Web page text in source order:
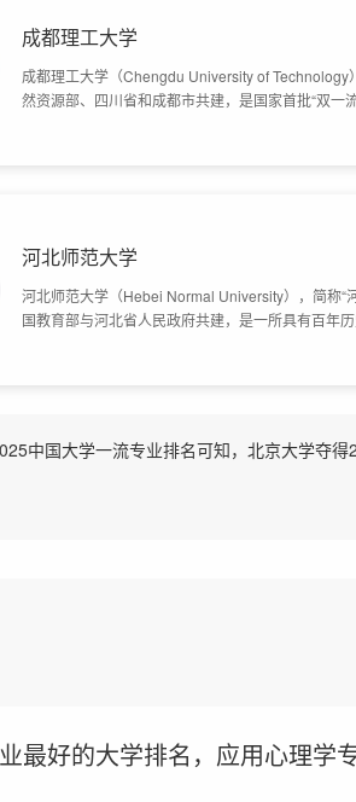
成都理工大学
成都理工大学（Chengdu University of Technology
然资源部、四川省和成都市共建，是国家首批“双一
国土资源部与四川省重新签署共建成都理工大学协
总体占地面积2887亩。
河北师范大学
河北师范大学（Hebei Normal University），简称“
国教育部与河北省人民政府共建，是一所具有百年
中国大学一流专业排名可知，北京大学夺
最好的大学排名，应用心理学